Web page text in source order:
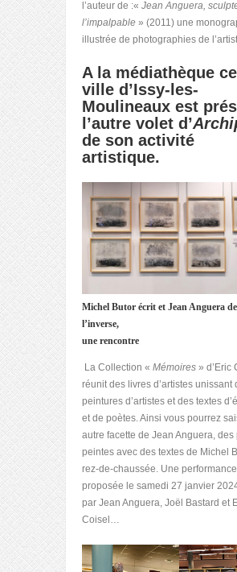
l’auteur de :« Jean Anguera,
l’impalpable » (2011) une
illustrée de photographies de
A la médiathèque
ville d’Issy-les-
Moulineaux est
l’autre volet d’
de son activité
artistique.
Michel Butor écrit et Jean Anguera
l’inverse,
une rencontre
La Collection « Mémoires » d’Eric
réunit des livres d’artistes unissant
peintures d’artistes et des textes
et de poètes. Ainsi vous pourrez
autre facette de Jean Anguera, des
peintes avec des textes de Michel
rez-de-chaussée. Une
proposée le samedi 27 janvier
par Jean Anguera, Joël Bastard et
Coisel…